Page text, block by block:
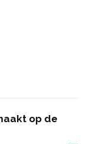
op de